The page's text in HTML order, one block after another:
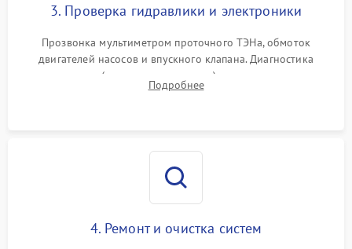
3. Проверка гидравлики и электроники
Прозвонка мультиметром проточного ТЭНа, обмоток
двигателей насосов и впускного клапана. Диагностика
прессостата (датчика уровня воды), датчика мутности,
концевика дверцы и электронного модуля управления.
Подробнее
4. Ремонт и очистка систем